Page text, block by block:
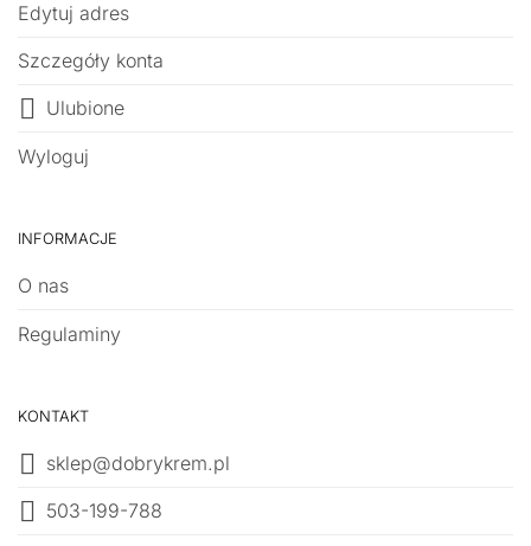
Edytuj adres
Szczegóły konta
Ulubione
Wyloguj
INFORMACJE
O nas
Regulaminy
KONTAKT
sklep@dobrykrem.pl
503-199-788